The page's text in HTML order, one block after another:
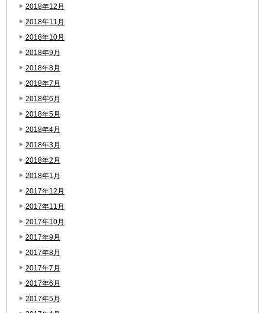
2018年12月
2018年11月
2018年10月
2018年9月
2018年8月
2018年7月
2018年6月
2018年5月
2018年4月
2018年3月
2018年2月
2018年1月
2017年12月
2017年11月
2017年10月
2017年9月
2017年8月
2017年7月
2017年6月
2017年5月